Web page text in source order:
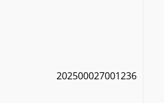
202500027001236